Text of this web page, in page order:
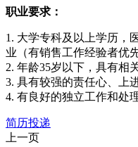
职业要求：
1. 大学专科及以上学历，
业（有销售工作经验者优
2. 年龄35岁以下，具有相
3. 具有较强的责任心、上
4. 有良好的独立工作和处
简历投递
上一页